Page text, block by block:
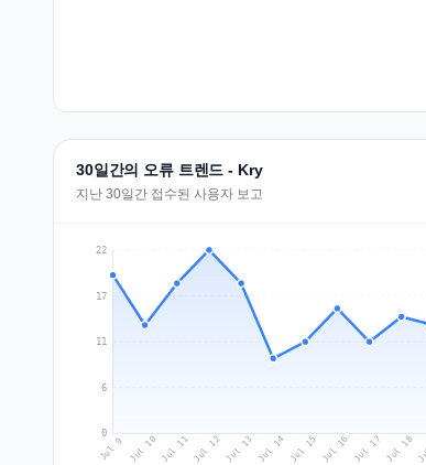
30일간의 오류 트렌드 - Kry
지난 30일간 접수된 사용자 보고
0
6
11
17
22
Jul 9 Jul 10 Jul 11Jul 12Jul 13 Jul 14 Jul 15 Jul 16 Jul 17 Jul 18